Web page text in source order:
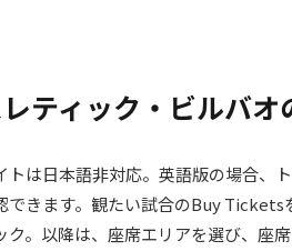
ティック・ビルバ
トは日本語非対応。英語版の場合、
できます。観たい試合のBuy
ク。以降は、座席エリアを選び、座